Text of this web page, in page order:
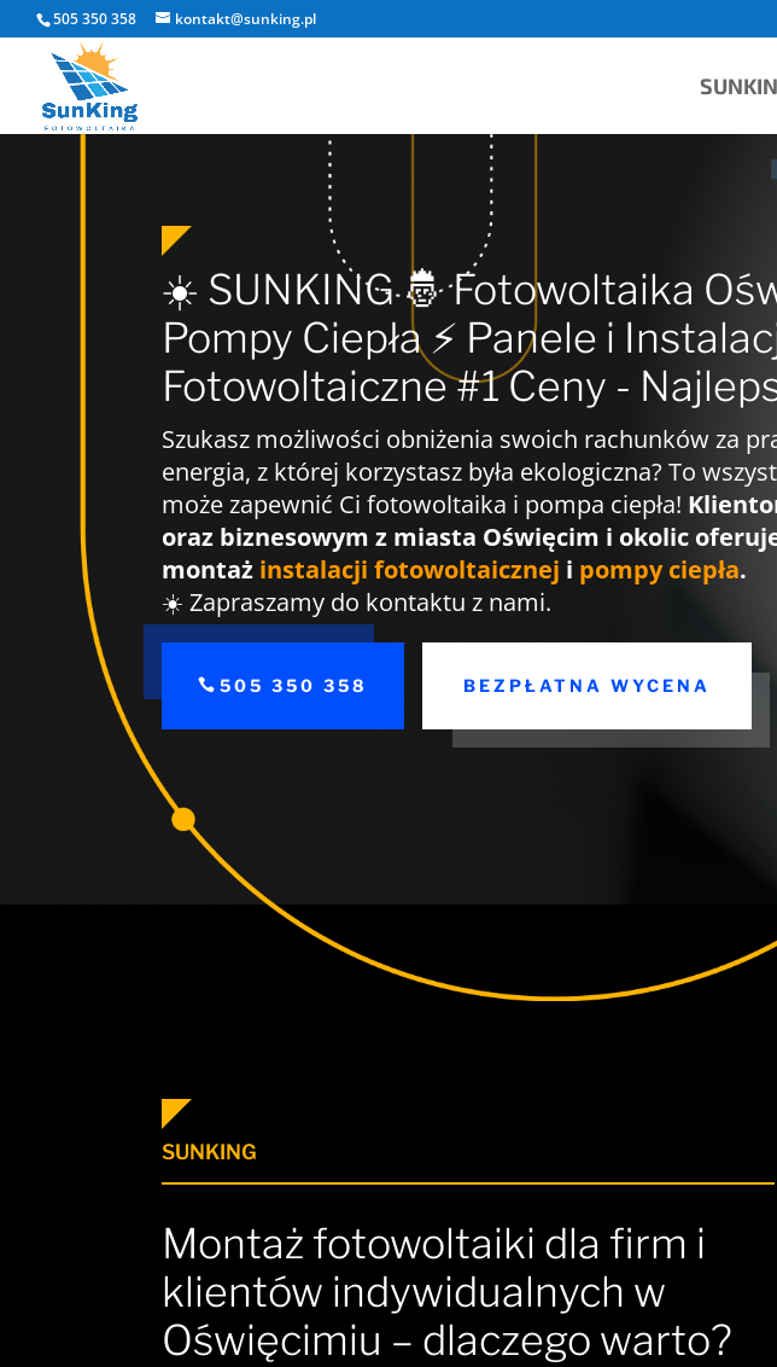
505 350 358 kontakt@sunking.pl
☀️ SUNKING 🤴 Fotowoltaika
Pompy Ciepła ⚡️ Panele i
Fotowoltaiczne #1 Ceny -
Szukasz możliwości obniżenia swoich rachunków za
energia, z której korzystasz była ekologiczna? To
może zapewnić Ci fotowoltaika i pompa ciepła!
oraz biznesowym z miasta Oświęcim i okolic
montaż instalacji fotowoltaicznej i pompy ciepła.
☀️ Zapraszamy do kontaktu z nami.
505 350 358 BEZPŁATNA WYCENA
SUNKING
Montaż fotowoltaiki dla firm i
klientów indywidualnych w
Oświęcimiu – dlaczego warto?